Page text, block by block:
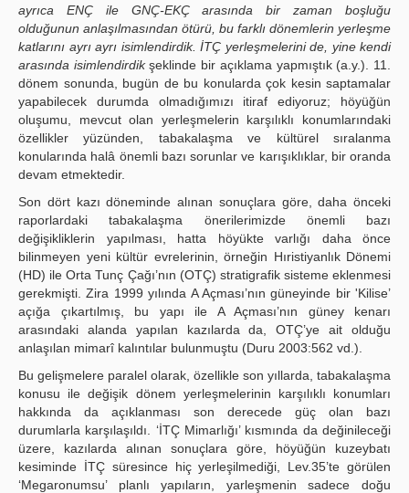
ayrıca ENÇ ile GNÇ-EKÇ arasında bir zaman boşluğu
olduğunun anlaşılmasından ötürü, bu farklı dönemlerin yerleşme
katlarını ayrı ayrı isimlendirdik. İTÇ yerleşmelerini de, yine kendi
arasında isimlendirdikşeklinde bir açıklama yapmıştık (a.y.). 11.
dönem sonunda, bugün de bu konularda çok kesin saptamalar
yapabilecek durumda olmadığımızı itiraf ediyoruz; höyüğün
oluşumu, mevcut olan yerleşmelerin karşılıklı konumlarındaki
özellikler yüzünden, tabakalaşma ve kültürel sıralanma
konularında halâ önemli bazı sorunlar ve karışıklıklar, bir oranda
devam etmektedir.
Son dört kazı döneminde alınan sonuçlara göre, daha önceki
raporlardaki tabakalaşma önerilerimizde önemli bazı
değişikliklerin yapılması, hatta höyükte varlığı daha önce
bilinmeyen yeni kültür evrelerinin, örneğin Hıristiyanlık Dönemi
(HD) ile Orta Tunç Çağı’nın (OTÇ) stratigrafik sisteme eklenmesi
gerekmişti. Zira 1999 yılında A Açması’nın güneyinde bir 'Kilise’
açığa çıkartılmış, bu yapı ile A Açması’nın güney kenarı
arasındaki alanda yapılan kazılarda da, OTÇ’ye ait olduğu
anlaşılan mimarî kalıntılar bulunmuştu (Duru 2003:562 vd.).
Bu gelişmelere paralel olarak, özellikle son yıllarda, tabakalaşma
konusu ile değişik dönem yerleşmelerinin karşılıklı konumları
hakkında da açıklanması son derecede güç olan bazı
durumlarla karşılaşıldı. ‘İTÇ Mimarlığı’ kısmında da değinileceği
üzere, kazılarda alınan sonuçlara göre, höyüğün kuzeybatı
kesiminde İTÇ süresince hiç yerleşilmediği, Lev.35’te görülen
‘Megaronumsu’ planlı yapıların, yarleşmenin sadece doğu